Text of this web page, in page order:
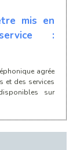
mis en
:
agrée
et des services
sur